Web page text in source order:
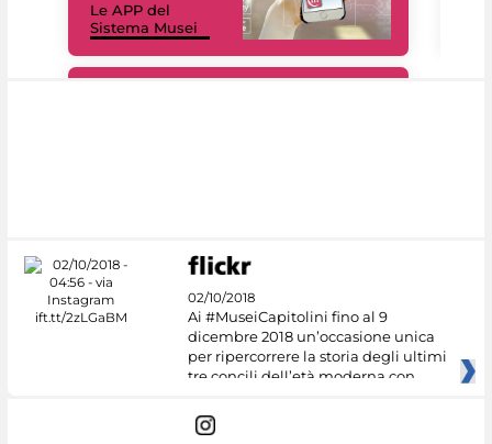
Le APP del
Sistema Musei
02/10/2018
Ai #MuseiCapitolini fino al 9
dicembre 2018 un’occasione unica
per ripercorrere la storia degli ultimi
tre concili dell’età moderna con